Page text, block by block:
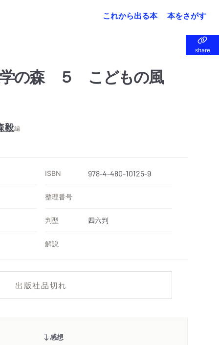
これから出る本 本をさがす
share
share
学の森 ５ こどもの風
毅編
ISBN 978-4-480-10125-9
整理番号
判型 四六判
解説
出版社品切れ
感想